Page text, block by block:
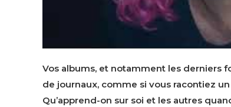
Vos albums, et notamment les derniers
de journaux, comme si vous racontiez
Qu’apprend-on sur soi et les autres